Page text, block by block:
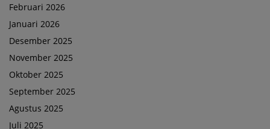
Februari 2026
Januari 2026
Desember 2025
November 2025
Oktober 2025
September 2025
Agustus 2025
Juli 2025